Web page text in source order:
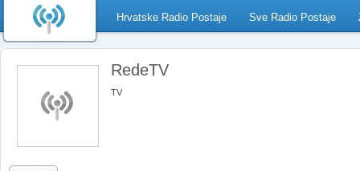
Hrvatske Radio Postaje Sve Radio Postaje
RedeTV
TV